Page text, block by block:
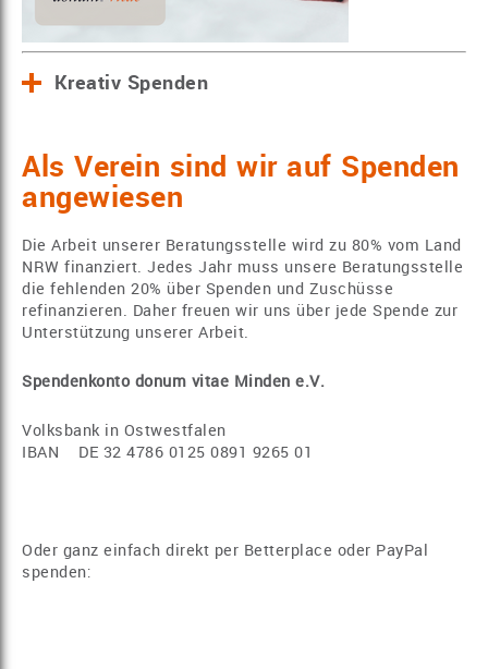
Kreativ Spenden
Als Verein sind wir auf Spenden
angewiesen
Die Arbeit unserer Beratungsstelle wird zu 80% vom Land
NRW finanziert. Jedes Jahr muss unsere Beratungsstelle
die fehlenden 20% über Spenden und Zuschüsse
refinanzieren. Daher freuen wir uns über jede Spende zur
Unterstützung unserer Arbeit.
Spendenkonto donum vitae Minden e.V.
Volksbank in Ostwestfalen
IBAN DE 32 4786 0125 0891 9265 01
Oder ganz einfach direkt per Betterplace oder PayPal
spenden: